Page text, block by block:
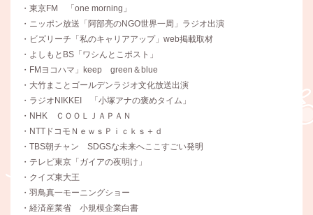
・東京FM 「one morning」
・ニッポン放送「阿部亮のNGO世界一周」ラジオ出演
・ビズリーチ「私のキャリアアップ」web掲載取材
・よしもとBS「ワシんとこポスト」
・FMヨコハマ」keep green＆blue
・大竹まことゴールデンラジオ文化放送出演
・ラジオNIKKEI 「小塚アナの褒めタイム」
・NHK ＣＯＯＬＪＡＰＡＮ
・NTTドコモＮｅｗｓＰｉｃｋｓ＋ｄ
・TBS朝チャン SDGSな未来へここすごい発明
・テレビ東京「ガイアの夜明け」
・クイズ東大王
・羽鳥真一モーニングショー
・経済産業省 小規模企業白書